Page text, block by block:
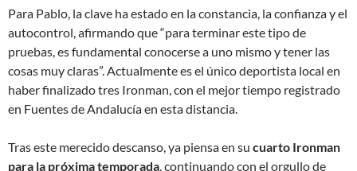
Para Pablo, la clave ha estado en la constancia, la confianza y el
autocontrol, afirmando que “para terminar este tipo de
pruebas, es fundamental conocerse a uno mismo y tener las
cosas muy claras”. Actualmente es el único deportista local en
haber finalizado tres Ironman, con el mejor tiempo registrado
en Fuentes de Andalucía en esta distancia.
Tras este merecido descanso, ya piensa en su cuarto Ironman
para la próxima temporada, continuando con el orgullo de